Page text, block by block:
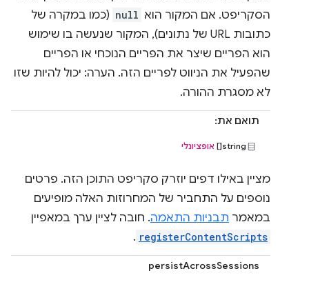
הסקריפט. אם המקור הוא null (כמו במקרה של
כתובות URL של נתונים), המקור שנעשה בו שימוש
הוא הפריים שיצר את הפריים הנוכחי או הפריים
שהפעיל את הניווט לפריים הזה. הערה: יכול להיות שזו
לא מסגרת ההורה.
תואם את:
string[] אופציונלי
מציין באילו דפים יוזרק סקריפט התוכן הזה. פרטים
נוספים על התחביר של המחרוזות האלה מופיעים
במאמר תבניות התאמה. חובה לציין ערך במאפיין
registerContentScripts
.
persistAcrossSessions